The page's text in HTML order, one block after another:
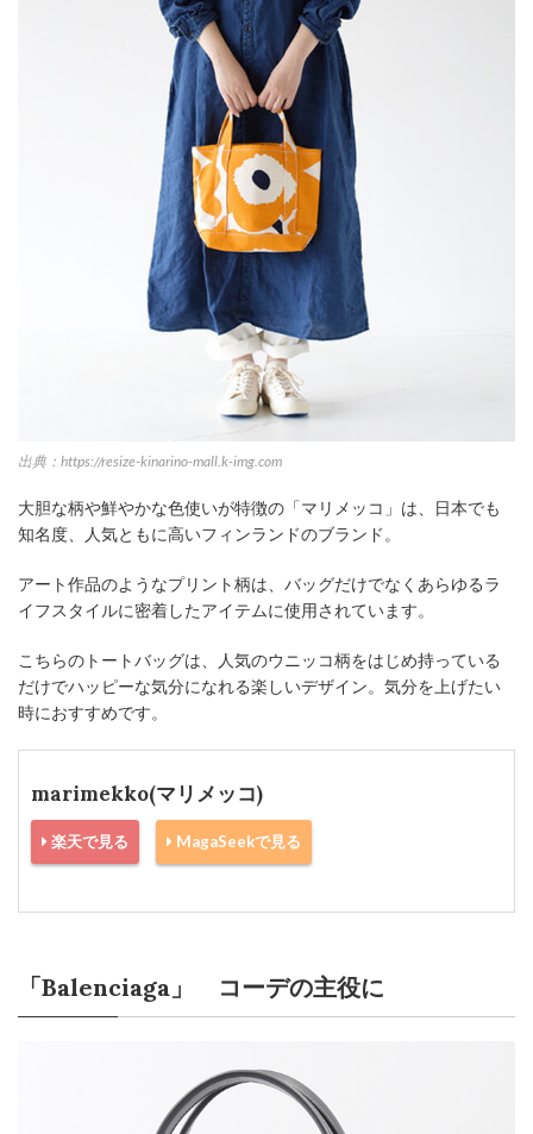
出典：https://resize-kinarino-mall.k-img.com
大胆な柄や鮮やかな色使いが特徴の「マリメッコ」は、日本でも
知名度、人気ともに高いフィンランドのブランド。
アート作品のようなプリント柄は、バッグだけでなくあらゆるラ
イフスタイルに密着したアイテムに使用されています。
こちらのトートバッグは、人気のウニッコ柄をはじめ持っている
だけでハッピーな気分になれる楽しいデザイン。気分を上げたい
時におすすめです。
marimekko(マリメッコ)
楽天で見る MagaSeekで見る
「Balenciaga」 コーデの主役に